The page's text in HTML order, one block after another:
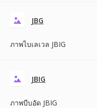
JBG
ภาพไบเลเวล JBIG
JBIG
ภาพบีบอัด JBIG